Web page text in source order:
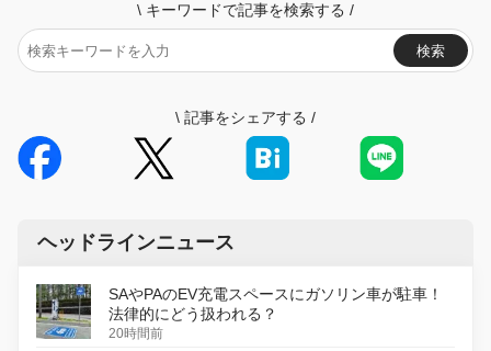
\ キーワードで記事を検索する /
検索
\ 記事をシェアする /
ヘッドラインニュース
SAやPAのEV充電スペースにガソリン車が駐車！
法律的にどう扱われる？
20時間前